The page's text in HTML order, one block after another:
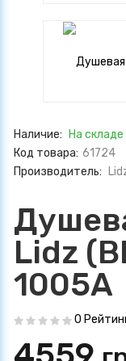
Наличие:
На складе
Код товара: 61724
Производитель:
Lidz
1005A
0